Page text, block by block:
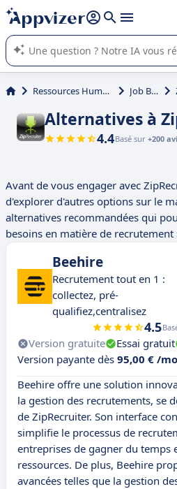
répondre (plusieurs lignes avec
L'IA de Appvizer vous guide dans
logiciel SaaS en entreprise.
Ressources Humaines (RH) Job Board
Alternatives à
4.4Basé sur +200
Avant de vous engager avec
d'explorer d'autres options sur le
alternatives recommandées qui
besoins en matière de recrutement
Beehire
Recrutement tout en 1 :
collectez, pré-
qualifiez,centralisez
4.5
Version gratuite Essai gratuit
Version payante dès 95,00 € /
Beehire offre une solution
la gestion des recrutements, se
de ZipRecruiter. Son interface
simplifie le processus de
entreprises de gagner du temps
ressources. De plus, Beehire
avancées telles que la gestion